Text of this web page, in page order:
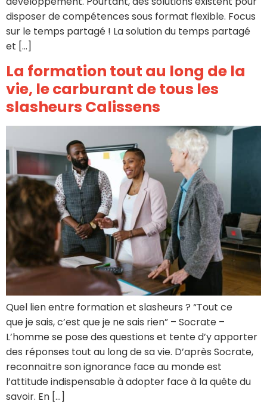
disposer de compétences sous format flexible. Focus
sur le temps partagé ! La solution du temps partagé
et […]
La formation tout au long de la
vie, le carburant de tous les
slasheurs Calissens
Quel lien entre formation et slasheurs ? “Tout ce
que je sais, c’est que je ne sais rien” – Socrate –
L’homme se pose des questions et tente d’y apporter
des réponses tout au long de sa vie. D’après Socrate,
reconnaitre son ignorance face au monde est
l’attitude indispensable à adopter face à la quête du
savoir. En […]